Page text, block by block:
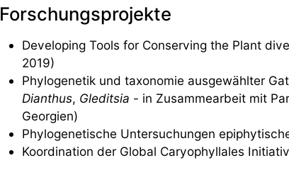
Forschungsprojekte
Developing Tools for Conserving the Plant
2019)
Phylogenetik und taxonomie ausgewählter
Dianthus, Gleditsia - in Zusammearbeit mit
Georgien)
Phylogenetische Untersuchungen
Koordination der Global Caryophyllales